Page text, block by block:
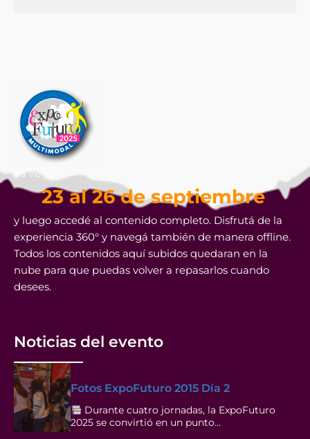
Ya llega
23 al 26 de septiembre
y luego accedé al contenido completo. Disfrutá de la
experiencia 360° y navegá también de manera offline.
Todos los contenidos aquí subidos quedaran en la
nube para que puedas volver a repasarlos cuando
desees.
Noticias del evento
Fotos ExpoFuturo 2015 Día 2
Durante cuatro jornadas, la ExpoFuturo
2025 se convirtió en un punto…